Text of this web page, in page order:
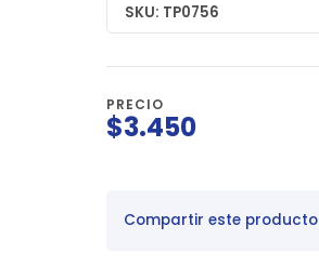
SKU: TP0756
PRECIO
$3.450
Compartir este producto